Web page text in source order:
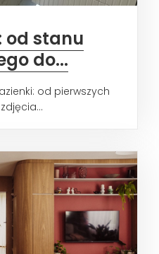
od stanu
do...
od pierwszych